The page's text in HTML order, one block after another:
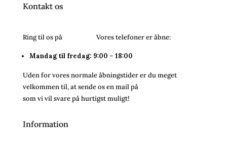
Kontakt os
Ring til os på Vores telefoner er åbne:
Mandag til fredag: 9:00 – 18:00
Uden for vores normale åbningstider er du meget
velkommen til, at sende os en mail på
som vi vil svare på hurtigst muligt!
Information